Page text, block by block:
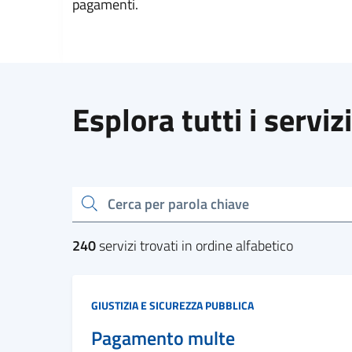
pagamenti.
Esplora tutti i servizi
cerca
240servizi trovati in ordine alfabetico
Categoria:
GIUSTIZIA E SICUREZZA PUBBLICA
Pagamento multe